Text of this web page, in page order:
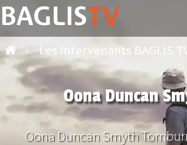
› Les Intervenants BAGLIS
Oona Duncan
Oona Duncan Smyth